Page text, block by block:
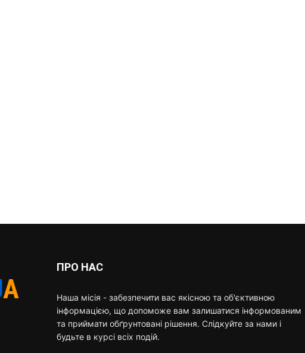
ПРО НАС
Наша місія - забезпечити вас якісною та об'єктивною
інформацією, що допоможе вам залишатися інформованим
та приймати обґрунтовані рішення. Слідкуйте за нами і
будьте в курсі всіх подій.